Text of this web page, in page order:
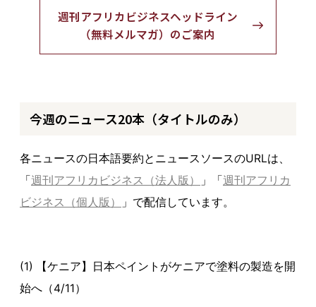
週刊アフリカビジネスヘッドライン
（無料メルマガ）のご案内
今週のニュース20本（タイトルのみ）
各ニュースの日本語要約とニュースソースのURLは、
「週刊アフリカビジネス（法人版） 」「週刊アフリカ
ビジネス（個人版）
」で配信しています。
(1) 【ケニア】日本ペイントがケニアで塗料の製造を開
始へ（4/11）